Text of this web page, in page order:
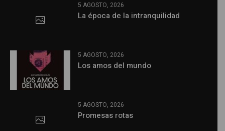
5 AGOSTO, 2026
La época de la intranquilidad
5 AGOSTO, 2026
Los amos del mundo
5 AGOSTO, 2026
Promesas rotas